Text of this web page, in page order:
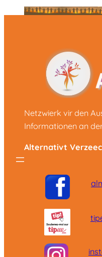
Netzwierk vir den
Informationen an
Alternativt